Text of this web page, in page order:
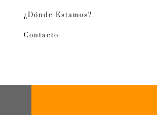
¿Dónde Estamos?
Contacto